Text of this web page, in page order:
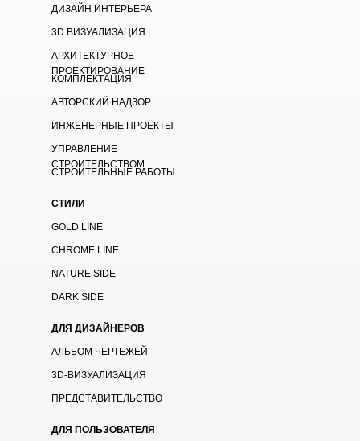
GOLD LINE
CHROME LINE
NATURE SIDE
DARK SIDE
СТИЛИ
АЛЬБОМ ЧЕРТЕЖЕЙ
3D-ВИЗУАЛИЗАЦИЯ
ПРЕДСТАВИТЕЛЬСТВО
ДЛЯ ДИЗАЙНЕРОВ
ДЛЯ ПОЛЬЗОВАТЕЛЯ
ДИЗАЙН ИНТЕРЬЕРА
3D ВИЗУАЛИЗАЦИЯ
АРХИТЕКТУРНОЕ
ПРОЕКТИРОВАНИЕ
КОМПЛЕКТАЦИЯ
АВТОРСКИЙ НАДЗОР
ИНЖЕНЕРНЫЕ ПРОЕКТЫ
УПРАВЛЕНИЕ
СТРОИТЕЛЬСТВОМ
СТРОИТЕЛЬНЫЕ РАБОТЫ